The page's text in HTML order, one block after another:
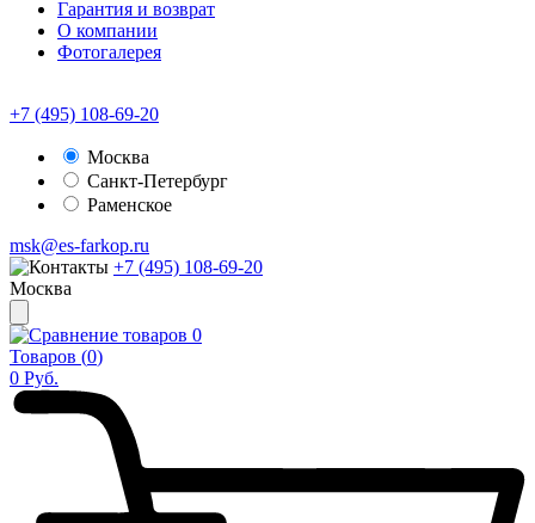
Гарантия и возврат
О компании
Фотогалерея
+7 (495) 108-69-20
Москва
Санкт-Петербург
Раменское
msk@es-farkop.ru
+7 (495) 108-69-20
Москва
0
Товаров (0)
0 Руб.